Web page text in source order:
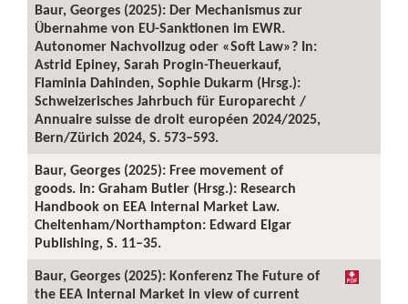
Baur, Georges (2025): Der Mechanismus zur
Übernahme von EU-Sanktionen im EWR.
Autonomer Nachvollzug oder «Soft Law»? In:
Astrid Epiney, Sarah Progin-Theuerkauf,
Flaminia Dahinden, Sophie Dukarm (Hrsg.):
Schweizerisches Jahrbuch für Europarecht /
Annuaire suisse de droit européen 2024/2025,
Bern/Zürich 2024, S. 573–593.
Baur, Georges (2025): Free movement of
goods. In: Graham Butler (Hrsg.): Research
Handbook on EEA Internal Market Law.
Cheltenham/Northampton: Edward Elgar
Publishing, S. 11–35.
Baur, Georges (2025): Konferenz The Future of
the EEA Internal Market in view of current